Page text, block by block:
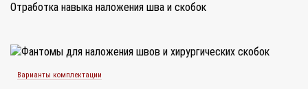
Отработка навыка наложения шва и скобок
Варианты комплектации